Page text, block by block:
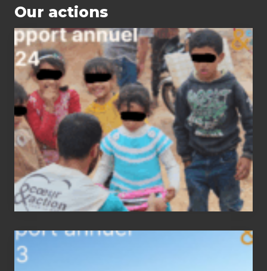
Our actions
2024
status
report
2023
status